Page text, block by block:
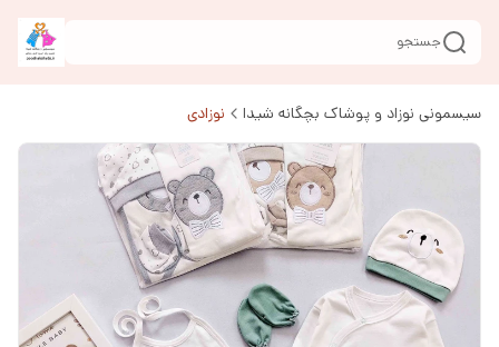
جستجو
سیسمونی نوزاد و پوشاک بچگانه شیدا نوزادی